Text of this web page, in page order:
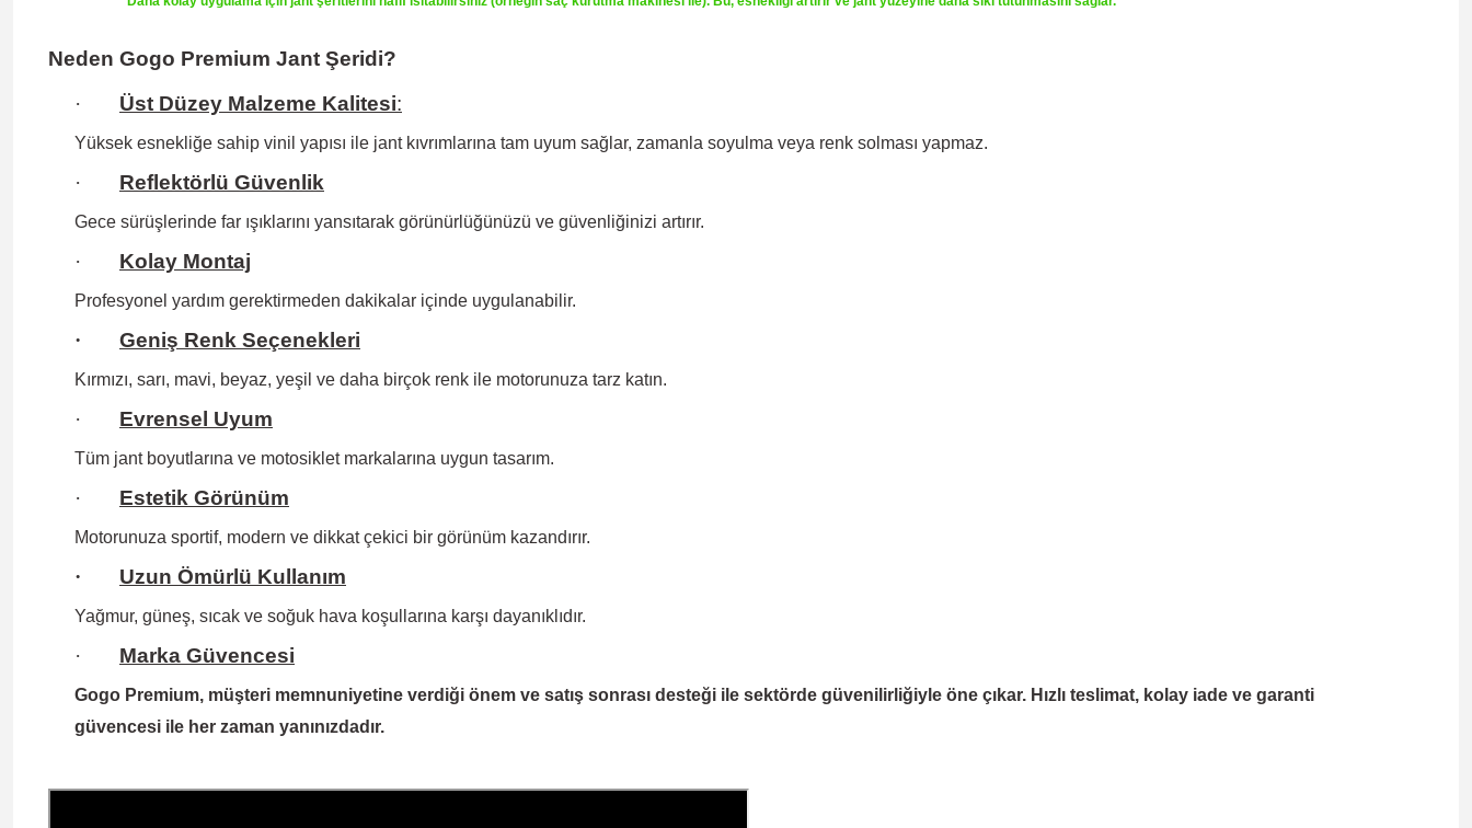
Neden Gogo Premium Jant Şeridi?
·
Üst Düzey Malzeme Kalitesi:
Yüksek esnekliğe sahip vinil yapısı ile jant kıvrımlarına tam uyum sağlar, zamanla soyulma veya renk solması yapmaz.
· Reflektörlü Güvenlik
Gece sürüşlerinde far ışıklarını yansıtarak görünürlüğünüzü ve güvenliğinizi artırır.
· Kolay Montaj
Profesyonel yardım gerektirmeden dakikalar içinde uygulanabilir.
· Geniş Renk Seçenekleri
Kırmızı, sarı, mavi, beyaz, yeşil ve daha birçok renk ile motorunuza tarz katın.
· Evrensel Uyum
Tüm jant boyutlarına ve motosiklet markalarına uygun tasarım.
· Estetik Görünüm
Motorunuza sportif, modern ve dikkat çekici bir görünüm kazandırır.
· Uzun Ömürlü Kullanım
Yağmur, güneş, sıcak ve soğuk hava koşullarına karşı dayanıklıdır.
· Marka Güvencesi
Gogo Premium, müşteri memnuniyetine verdiği önem ve satış sonrası desteği ile sektörde güvenilirliğiyle öne çıkar. Hızlı teslimat, kolay iade ve garanti
güvencesi ile her zaman yanınızdadır.